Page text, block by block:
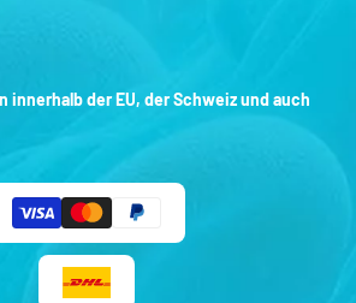
innerhalb der EU, der Schweiz und auch